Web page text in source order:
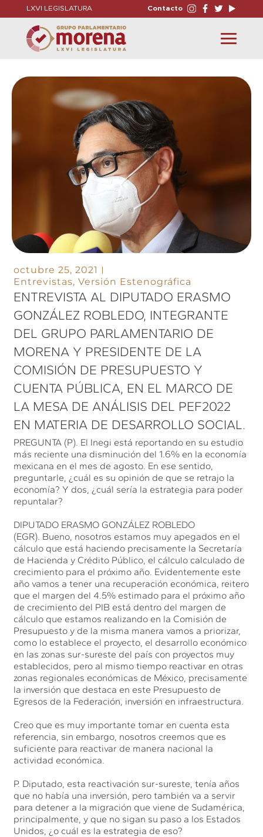
LXVI LEGISLATURA Contacto
Toggle
navigation
octubre 25, 2021
Entrevistas,Versión Estenográfica
ENTREVISTA AL DIPUTADO ERASMO
GONZÁLEZ ROBLEDO, INTEGRANTE
DEL GRUPO PARLAMENTARIO DE
MORENA Y PRESIDENTE DE LA
COMISIÓN DE PRESUPUESTO Y
CUENTA PÚBLICA, EN EL MARCO DE
LA MESA DE ANÁLISIS DEL PEF2022
EN MATERIA DE DESARROLLO SOCIAL.
PREGUNTA (P). El Inegi está reportando en su estudio
más reciente una disminución del 1.6% en la economía
mexicana en el mes de agosto. En ese sentido,
preguntarle, ¿cuál es su opinión de que se retrajo la
economía? Y dos, ¿cuál sería la estrategia para poder
repuntalar?
DIPUTADO ERASMO GONZÁLEZ ROBLEDO
(EGR). Bueno, nosotros estamos muy apegados en el
cálculo que está haciendo precisamente la Secretaría
de Hacienda y Crédito Público, el cálculo calculado de
crecimiento para el próximo año. Evidentemente este
año vamos a tener una recuperación económica, reitero
que el margen del 4.5% estimado para el próximo año
de crecimiento del PIB está dentro del margen de
cálculo que estamos realizando en la Comisión de
Presupuesto y de la misma manera vamos a priorizar,
como lo establece el proyecto, el desarrollo económico
en las zonas sur-sureste del país con proyectos muy
establecidos, pero al mismo tiempo reactivar en otras
zonas regionales económicas de México, precisamente
la inversión que destaca en este Presupuesto de
Egresos de la Federación, inversión en infraestructura.
Creo que es muy importante tomar en cuenta esta
referencia, sin embargo, nosotros creemos que es
suficiente para reactivar de manera nacional la
actividad económica.
P. Diputado, esta reactivación sur-sureste, tenía años
que no había una inversión, pero también va a servir
para detener a la migración que viene de Sudamérica,
principalmente, y que no sigan su paso a los Estados
Unidos, ¿o cuál es la estrategia de eso?